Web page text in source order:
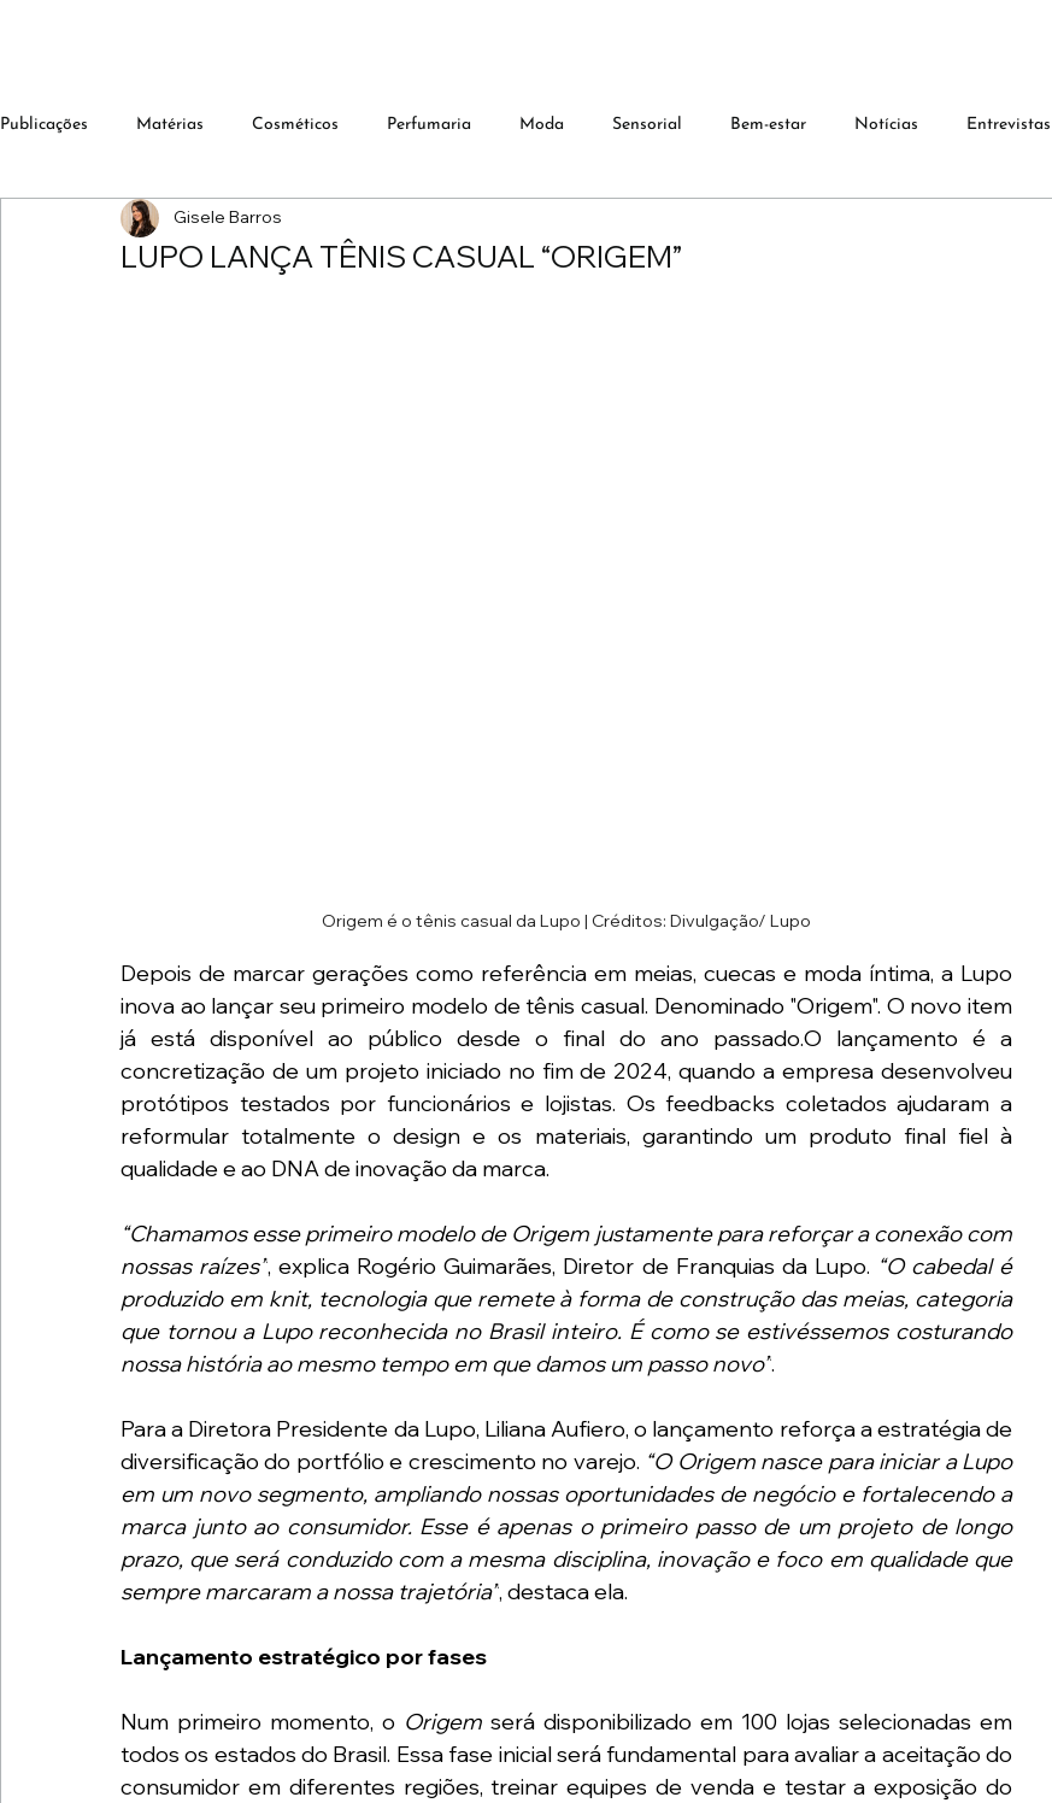
Publicações Matérias Cosméticos Perfumaria Moda Sensorial Bem-estar Notícias Entrevistas
LUPO LANÇA TÊNIS CASUAL “ORIGEM”
Gisele Barros
Origem é o tênis casual da Lupo | Créditos: Divulgação/ Lupo
Depois de marcar gerações como referência em meias, cuecas e moda íntima, a Lupo
inova ao lançar seu primeiro modelo de tênis casual. Denominado "Origem". O novo item
já está disponível ao público desde o final do ano passado.O lançamento é a
concretização de um projeto iniciado no fim de 2024, quando a empresa desenvolveu
protótipos testados por funcionários e lojistas. Os feedbacks coletados ajudaram a
reformular totalmente o design e os materiais, garantindo um produto final fiel à
qualidade e ao DNA de inovação da marca.
“Chamamos esse primeiro modelo de Origem justamente para reforçar a conexão com
nossas raízes”, explica Rogério Guimarães, Diretor de Franquias da Lupo. “O cabedal é
produzido em knit, tecnologia que remete à forma de construção das meias, categoria
que tornou a Lupo reconhecida no Brasil inteiro. É como se estivéssemos costurando
nossa história ao mesmo tempo em que damos um passo novo”.
Para a Diretora Presidente da Lupo, Liliana Aufiero, o lançamento reforça a estratégia de
diversificação do portfólio e crescimento no varejo. “O Origem nasce para iniciar a Lupo
em um novo segmento, ampliando nossas oportunidades de negócio e fortalecendo a
marca junto ao consumidor. Esse é apenas o primeiro passo de um projeto de longo
prazo, que será conduzido com a mesma disciplina, inovação e foco em qualidade que
sempre marcaram a nossa trajetória”, destaca ela.
Lançamento estratégico por fases
Num primeiro momento, o Origem será disponibilizado em 100 lojas selecionadas em
todos os estados do Brasil. Essa fase inicial será fundamental para avaliar a aceitação do
consumidor em diferentes regiões, treinar equipes de venda e testar a exposição do